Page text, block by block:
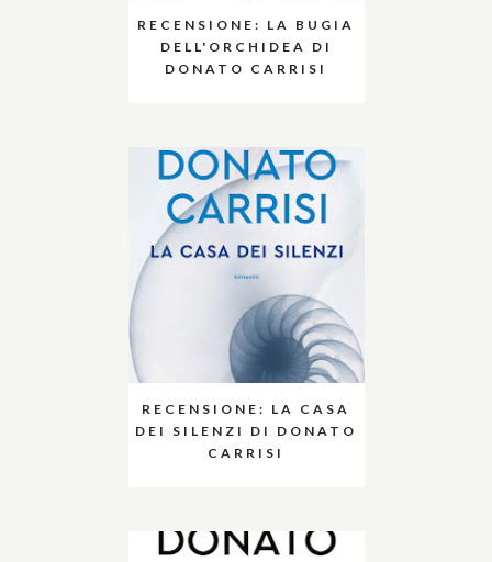
RECENSIONE: LA BUGIA
DELL'ORCHIDEA DI
DONATO CARRISI
RECENSIONE: LA CASA
DEI SILENZI DI DONATO
CARRISI